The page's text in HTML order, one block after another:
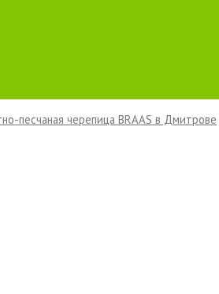
песчаная черепица BRAAS в Дмитрове